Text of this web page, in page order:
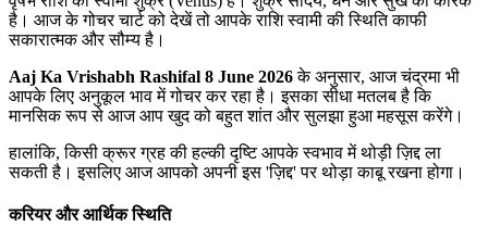
है। आज के गोचर चार्ट को देखें तो आपके राशि स्वामी की स्थिति काफी
सकारात्मक और सौम्य है।
Aaj Ka Vrishabh Rashifal 8 June 2026के अनुसार, आज चंद्रमा भी
आपके लिए अनुकूल भाव में गोचर कर रहा है। इसका सीधा मतलब है कि
मानसिक रूप से आज आप खुद को बहुत शांत और सुलझा हुआ महसूस करेंगे।
हालांकि, किसी क्रूर ग्रह की हल्की दृष्टि आपके स्वभाव में थोड़ी ज़िद्द ला
सकती है। इसलिए आज आपको अपनी इस 'ज़िद्द' पर थोड़ा काबू रखना होगा।
करियर और आर्थिक स्थिति